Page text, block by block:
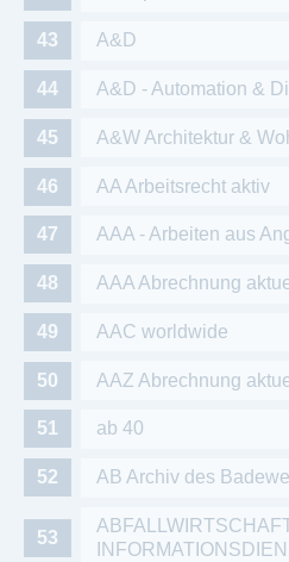
A&D
A&D - Automation &
A&W Architektur &
AA Arbeitsrecht aktiv
AAA - Arbeiten aus
AAA Abrechnung
AAC worldwide
AAZ Abrechnung
ab 40
AB Archiv des